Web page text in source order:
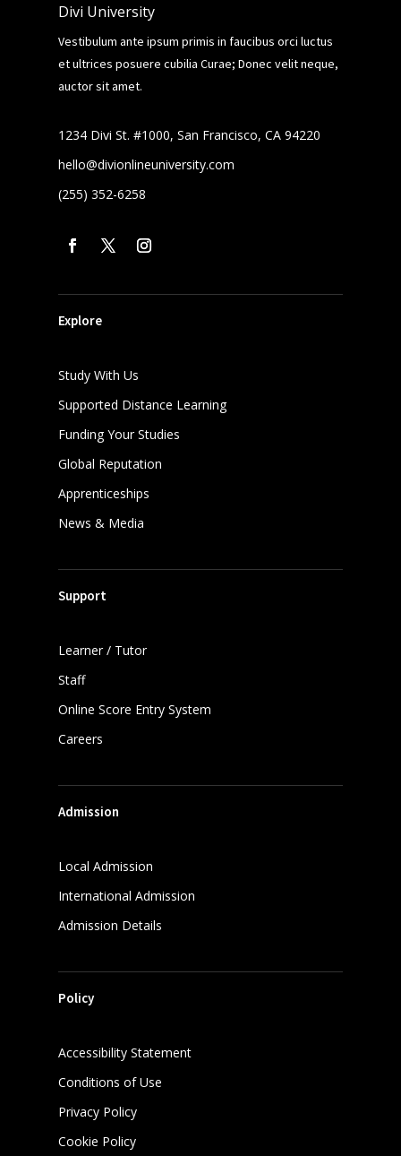
Divi University
Vestibulum ante ipsum primis in faucibus orci luctus
et ultrices posuere cubilia Curae; Donec velit neque,
auctor sit amet.
1234 Divi St. #1000, San Francisco, CA 94220
hello@divionlineuniversity.com
(255) 352-6258
Explore
Study With Us
Supported Distance Learning
Funding Your Studies
Global Reputation
Apprenticeships
News & Media
Support
Learner / Tutor
Staff
Online Score Entry System
Careers
Admission
Local Admission
International Admission
Admission Details
Policy
Accessibility Statement
Conditions of Use
Privacy Policy
Cookie Policy